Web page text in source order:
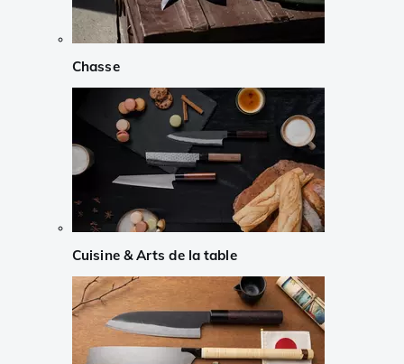
Chasse
Cuisine & Arts de la table